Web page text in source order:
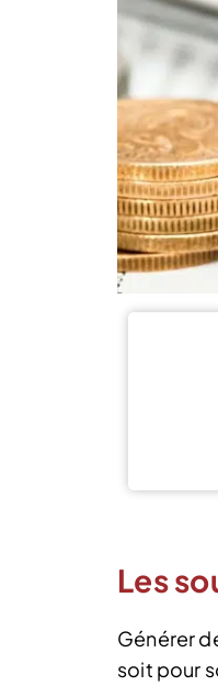
Les
Générer
soit pour